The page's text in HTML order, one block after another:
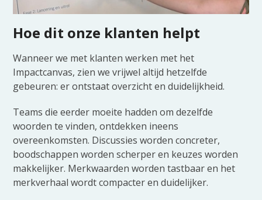
Hoe dit onze klanten helpt
Wanneer we met klanten werken met het
Impactcanvas, zien we vrijwel altijd hetzelfde
gebeuren: er ontstaat overzicht en duidelijkheid.
Teams die eerder moeite hadden om dezelfde
woorden te vinden, ontdekken ineens
overeenkomsten. Discussies worden concreter,
boodschappen worden scherper en keuzes worden
makkelijker. Merkwaarden worden tastbaar en het
merkverhaal wordt compacter en duidelijker.